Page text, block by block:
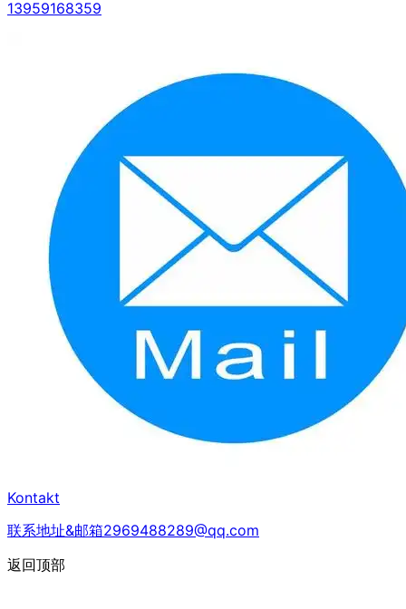
13959168359
Kontakt
联系地址&邮箱2969488289@qq.com
返回顶部